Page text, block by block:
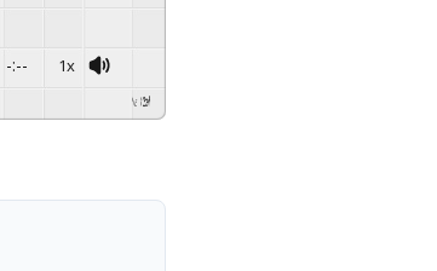
-:-- 1x
GSpeech